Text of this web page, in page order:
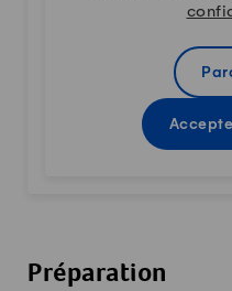
Préparation